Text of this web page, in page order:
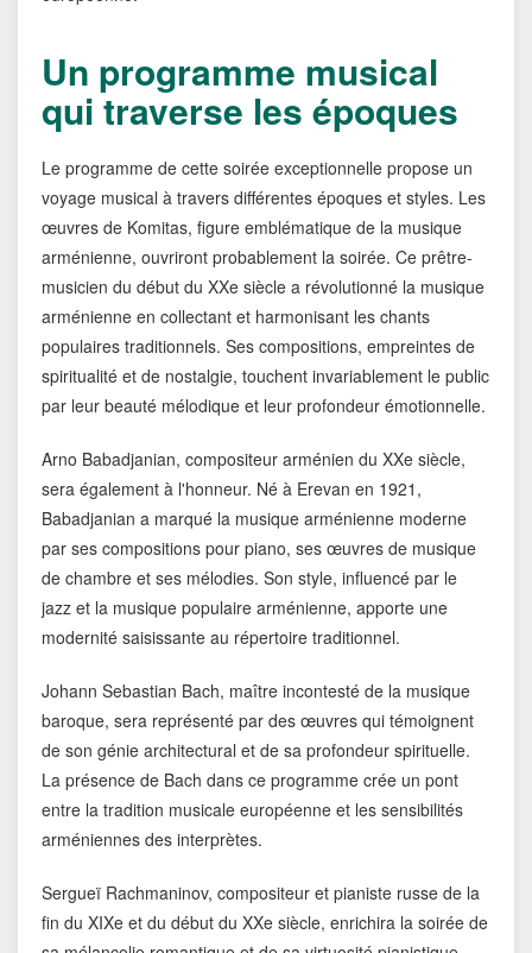
Un programme musical
qui traverse les époques
Le programme de cette soirée exceptionnelle propose un
voyage musical à travers différentes époques et styles. Les
œuvres de Komitas, figure emblématique de la musique
arménienne, ouvriront probablement la soirée. Ce prêtre-
musicien du début du XXe siècle a révolutionné la musique
arménienne en collectant et harmonisant les chants
populaires traditionnels. Ses compositions, empreintes de
spiritualité et de nostalgie, touchent invariablement le public
par leur beauté mélodique et leur profondeur émotionnelle.
Arno Babadjanian, compositeur arménien du XXe siècle,
sera également à l'honneur. Né à Erevan en 1921,
Babadjanian a marqué la musique arménienne moderne
par ses compositions pour piano, ses œuvres de musique
de chambre et ses mélodies. Son style, influencé par le
jazz et la musique populaire arménienne, apporte une
modernité saisissante au répertoire traditionnel.
Johann Sebastian Bach, maître incontesté de la musique
baroque, sera représenté par des œuvres qui témoignent
de son génie architectural et de sa profondeur spirituelle.
La présence de Bach dans ce programme crée un pont
entre la tradition musicale européenne et les sensibilités
arméniennes des interprètes.
Sergueï Rachmaninov, compositeur et pianiste russe de la
fin du XIXe et du début du XXe siècle, enrichira la soirée de